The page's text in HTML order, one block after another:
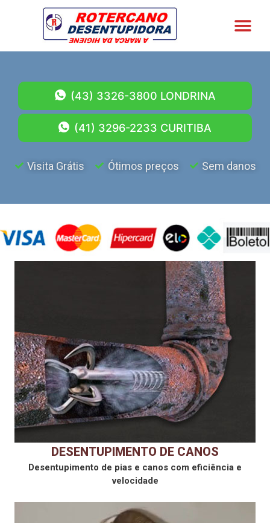
(43) 3326-3800 LONDRINA
(41) 3296-2233 CURITIBA
Visita Grátis Ótimos preços Sem danos
FACILIDADE NO PAGAMENTO:
DESENTUPIMENTO DE CANOS
Desentupimento de pias e canos com eficiência e
velocidade